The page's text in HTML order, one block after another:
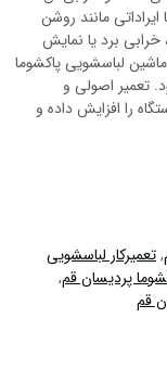
مانند روشن
برد یا نمایش
لباسشویی پاکشوما
تعمیر اصولی و
را افزایش داده و
,تعمیرکار لباسشویی
پردیسان قم,
قم